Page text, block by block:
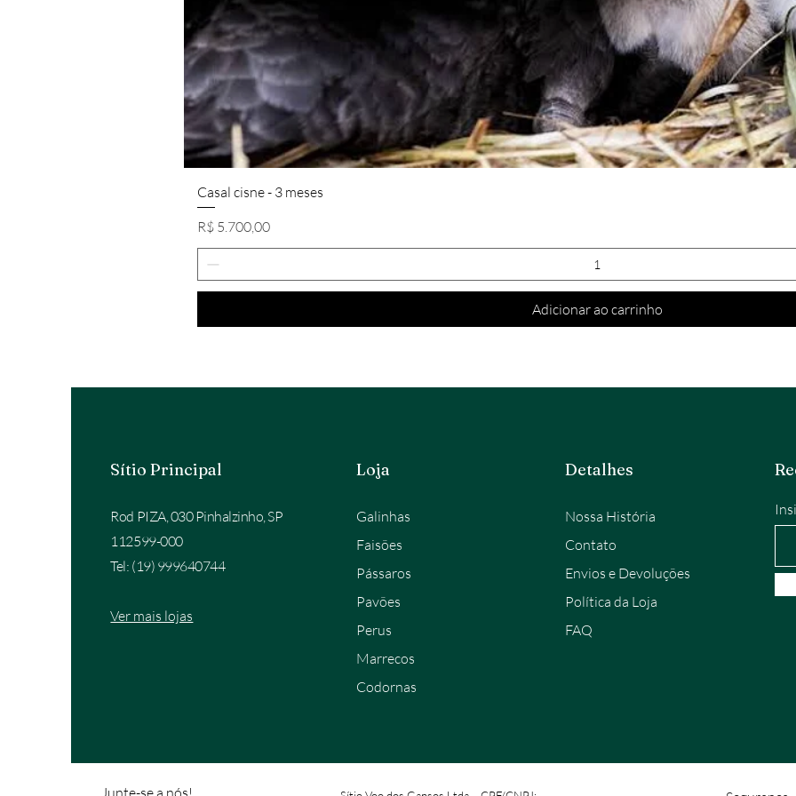
Casal cisne - 3 meses
Preço
R$ 5.700,00
Adicionar ao carrinho
Sítio Principal
Rod PIZA, 030 Pinhalzinho, SP
112599-000
Tel: (19) 999640744
Ver mais lojas
Loja
Galinhas
Faisões
Pássaros
Pavões
Perus
Marrecos
Codornas
Detalhes
Nossa História
Contato
Envios e Devoluções
Política da Loja
FAQ
Junte-se a nós!